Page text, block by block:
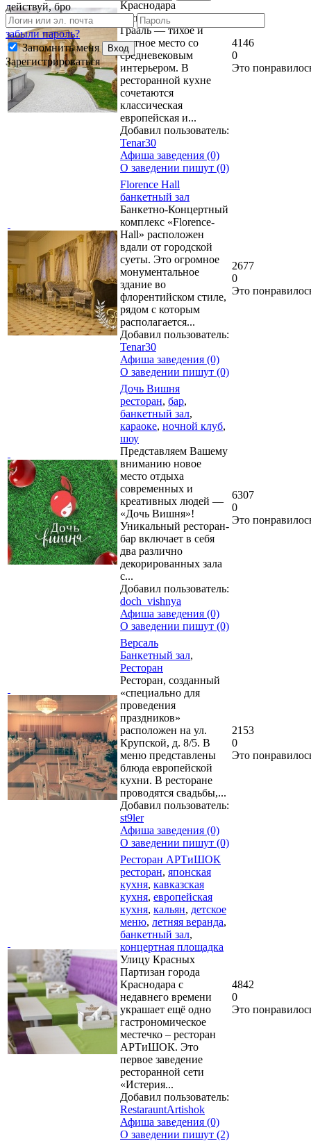
действуй, бро
забыли пароль?
Запомнить меня
Вход
Зарегистрироваться
Краснодара
расположен ресторан
Грааль — тихое и
уютное место со
средневековым
интерьером. В
ресторанной кухне
сочетаются
классическая
европейская и...
Добавил пользователь:
Tenar30
Афиша заведения (0)
О заведении пишут (0)
4146
0
Это
Florence Hall
банкетный зал
Банкетно-Концертный
комплекс «Florence-
Hall» расположен
вдали от городской
суеты. Это огромное
монументальное
здание во
флорентийском стиле,
рядом с которым
располагается...
Добавил пользователь:
Tenar30
Афиша заведения (0)
О заведении пишут (0)
2677
0
Это
Дочь Вишня
ресторан, бар,
банкетный зал,
караоке, ночной клуб,
шоу
Представляем Вашему
вниманию новое
место отдыха
современных и
креативных людей —
«Дочь Вишня»!
Уникальный ресторан-
бар включает в себя
два различно
декорированных зала
с...
Добавил пользователь:
doch_vishnya
Афиша заведения (0)
О заведении пишут (0)
6307
0
Это
Версаль
Банкетный зал,
Ресторан
Ресторан, созданный
«специально для
проведения
праздников»
расположен на ул.
Крупской, д. 8/5. В
меню представлены
блюда европейской
кухни. В ресторане
проводятся свадьбы,...
Добавил пользователь:
st9ler
Афиша заведения (0)
О заведении пишут (0)
2153
0
Это
Ресторан АРТиШОК
ресторан, японская
кухня, кавказская
кухня, европейская
кухня, кальян, детское
меню, летняя веранда,
банкетный зал,
концертная площадка
Улицу Красных
Партизан города
Краснодара с
недавнего времени
украшает ещё одно
гастрономическое
местечко – ресторан
АРТиШОК. Это
первое заведение
ресторанной сети
«Истерия...
Добавил пользователь:
RestarauntArtishok
Афиша заведения (0)
О заведении пишут (2)
4842
0
Это